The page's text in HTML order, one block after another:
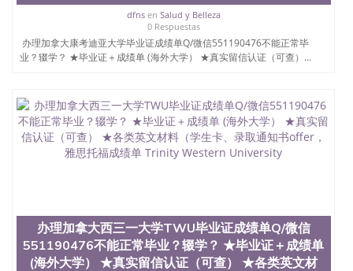
dfnsen Salud y Belleza
0 Respuestas
办理加拿大康考迪亚大学毕业证成绩单Q/微信551190476不能正常毕
业？辍学？ ★毕业证＋成绩单 (海外大学） ★真实留信认证（可查）...
办理加拿大西三一大学TWU毕业证成绩单Q/微信
551190476不能正常毕业？辍学？ ★毕业证＋成绩单
(海外大学） ★真实留信认证（可查） ★各类英文材